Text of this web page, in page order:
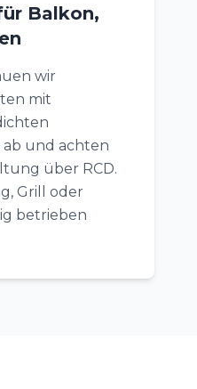
Balkon,
wir
mit
und achten
über RCD.
Grill oder
betrieben